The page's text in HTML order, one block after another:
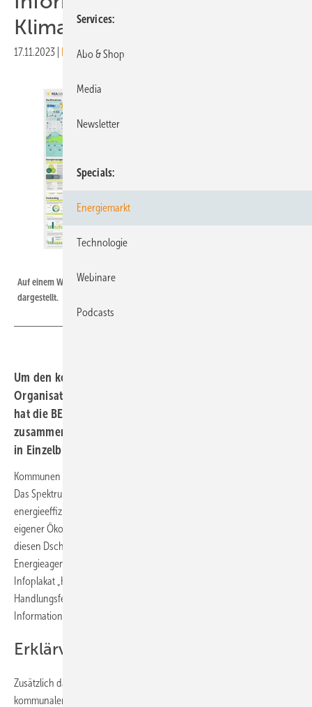
Klimaschutz in Kommunen
17.11.2023 Druckvorschau
Auf einem Wimmelbild sind alle Aspekte des kommunalen Klimaschutzes
dargestellt.
Um den kommunalen Entscheidern, Verbänden,
Organisationen den Klimaschutz einfacher zu machen,
hat die BEA BW detaillierte Informationen
zusammengetragen. Diese sind auf einem Infoplakat und
in Einzelblättern vertieft dargestellt.
Kommunen haben beim Klimaschutz viele verschiedene Aufgaben.
Das Spektrum reicht von Einsparungen beim Kaltwasser über den
energieeffizienten Betrieb von Gebäuden bis hin zur Installation
eigener Ökostromanlagen. Um den Entscheidern einen Weg durch
diesen Dschungel zu schlagen, hat die Klimaschutz- und
Energieagentur Baden-Württemberg (KEA BW) ein aktualisierte
Infoplakat „Kommunaler Klimaschutz – Grundlagen und
Handlungsfelder auf einen Blick“ veröffentlicht. Dieses liefert neutrale
Informationen und hilft, die Übersicht zu behalten.
Erklärvideos aufgenommen
Zusätzlich dazu stellt die KEA BW auf 20 Einzelblättern die Welt des
kommunalen Klimaschutzes dar. Neben einer detaillierten Übersicht
Services
Abo & Shop
Media
Newsletter
Specials
Energiemarkt
Technologie
Webinare
Podcasts